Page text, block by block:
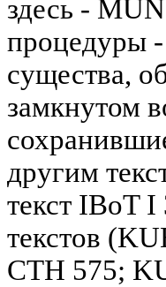
здесь -
процедуры
существа,
замкнутом
другим
текст IBoT I
текстов
CTH 575;